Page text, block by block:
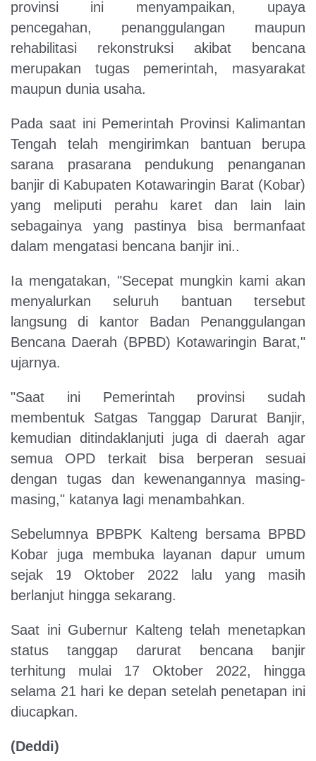
provinsi ini menyampaikan, upaya
pencegahan, penanggulangan maupun
rehabilitasi rekonstruksi akibat bencana
merupakan tugas pemerintah, masyarakat
maupun dunia usaha.
Pada saat ini Pemerintah Provinsi Kalimantan
Tengah telah mengirimkan bantuan berupa
sarana prasarana pendukung penanganan
banjir di Kabupaten Kotawaringin Barat (Kobar)
yang meliputi perahu karet dan lain lain
sebagainya yang pastinya bisa bermanfaat
dalam mengatasi bencana banjir ini..
Ia mengatakan, "Secepat mungkin kami akan
menyalurkan seluruh bantuan tersebut
langsung di kantor Badan Penanggulangan
Bencana Daerah (BPBD) Kotawaringin Barat,"
ujarnya.
"Saat ini Pemerintah provinsi sudah
membentuk Satgas Tanggap Darurat Banjir,
kemudian ditindaklanjuti juga di daerah agar
semua OPD terkait bisa berperan sesuai
dengan tugas dan kewenangannya masing-
masing," katanya lagi menambahkan.
Sebelumnya BPBPK Kalteng bersama BPBD
Kobar juga membuka layanan dapur umum
sejak 19 Oktober 2022 lalu yang masih
berlanjut hingga sekarang.
Saat ini Gubernur Kalteng telah menetapkan
status tanggap darurat bencana banjir
terhitung mulai 17 Oktober 2022, hingga
selama 21 hari ke depan setelah penetapan ini
diucapkan.
(Deddi)